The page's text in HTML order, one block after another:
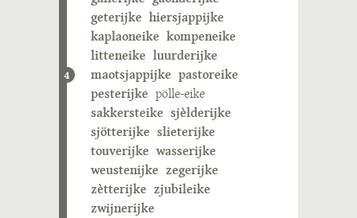
4
geterijke hiersjappijke
kaplaoneike kompeneike
litteneike luurderijke
maotsjappijke pastoreike
pesterijke pölle-eike
sakkersteike sjèlderijke
sjötterijke slieterijke
touverijke wasserijke
weustenijke zegerijke
zètterijke zjubileike
zwijnerijke